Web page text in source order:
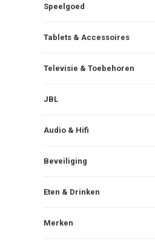
Speelgoed
Tablets & Accessoires
Televisie & Toebehoren
JBL
Audio & Hifi
Beveiliging
Eten & Drinken
Merken